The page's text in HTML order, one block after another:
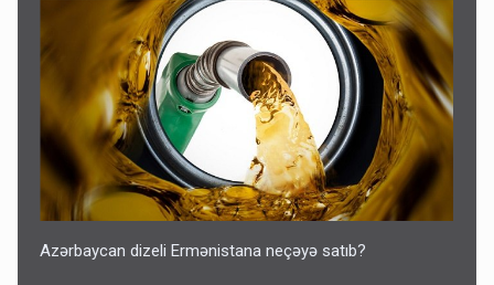
Azərbaycan dizeli Ermənistana neçəyə satıb?